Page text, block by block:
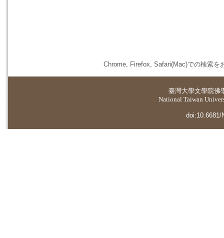
Chrome, Firefox, Safari(Mac)での検索を
臺灣大學文學院佛
National Taiwan
doi:10.6681/